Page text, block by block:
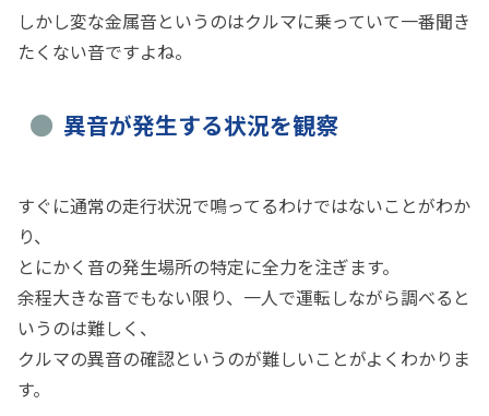
しかし変な金属音というのはクルマに乗っていて一番聞き
たくない音ですよね。
異音が発生する状況を観察
すぐに通常の走行状況で鳴ってるわけではないことがわか
り、
とにかく音の発生場所の特定に全力を注ぎます。
余程大きな音でもない限り、一人で運転しながら調べると
いうのは難しく、
クルマの異音の確認というのが難しいことがよくわかりま
す。